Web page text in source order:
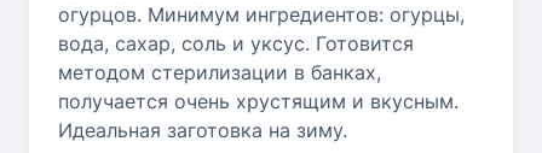
огурцов. Минимум ингредиентов: огурцы,
вода, сахар, соль и уксус. Готовится
методом стерилизации в банках,
получается очень хрустящим и вкусным.
Идеальная заготовка на зиму.